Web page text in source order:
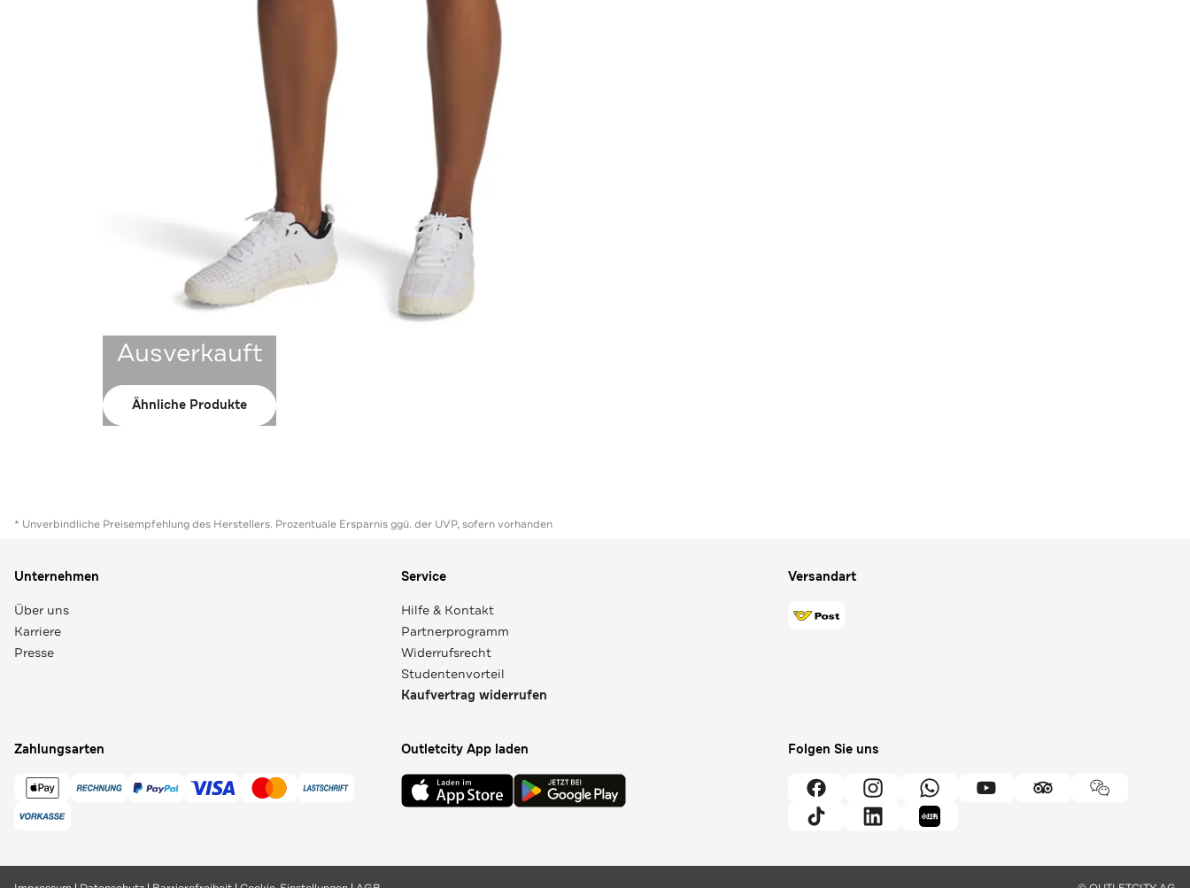
Ausverkauft
Ähnliche Produkte
* Unverbindliche Preisempfehlung des Herstellers. Prozentuale Ersparnis ggü. der UVP, sofern vorhanden
Unternehmen
Über uns
Karriere
Presse
Service
Hilfe & Kontakt
Partnerprogramm
Widerrufsrecht
Studentenvorteil
Kaufvertrag widerrufen
Versandart
Zahlungsarten Outletcity App laden Folgen Sie uns